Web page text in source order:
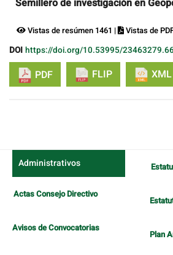
Semillero de investigación en
Vistas de resúmen 1461 | Vistas de
DOI https://doi.org/10.53995/
PDF FLIP XML
Administrativos
Actas Consejo Directivo
Avisos de Convocatorias
Plan